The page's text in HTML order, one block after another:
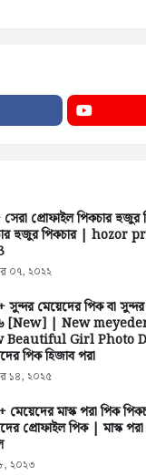
প্রোফাইল পিকচার হুজুর
হুজুর পিকচার | hozor
০৭, ২০২২
সুন্দর মেয়েদের পিক বা
[New] | New
Beautiful Girl Photo
পিক হিজাব পরা
১৪, ২০২৫
মাস্ক পরা পিক
প্রোফাইল পিক | মাস্ক
২০২৩